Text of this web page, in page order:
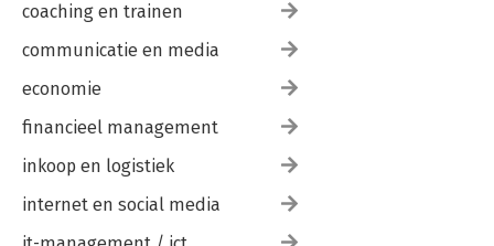
coaching en trainen
communicatie en media
economie
financieel management
inkoop en logistiek
internet en social media